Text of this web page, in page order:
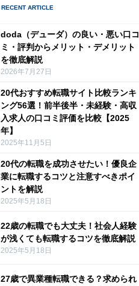
doda（デューダ）の良い・悪い口コ
ミ・評判からメリット・デメリット
を徹底解説
2026年7月27日
20代おすすめ転職サイト比較ランキ
ング56選！前半後半・未経験・高収
入求人の口コミ評価を比較【2025
年】
2025年11月5日
20代の転職を成功させたい！優良企
業に転職するコツと注意すべきポイ
ントを解説
2025年5月18日
22歳の転職でも大丈夫！社会人経験
が浅くても転職するコツを徹底解説
2025年5月18日
27歳で異業種転職できる？求められ